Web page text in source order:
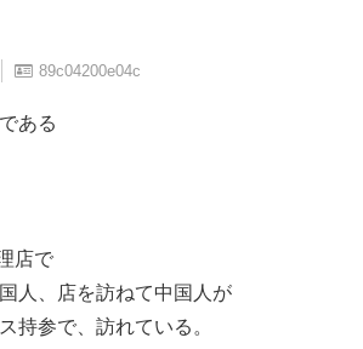
89c04200e04c
ある
店で
人、店を訪ねて中国人が
持参で、訪れている。